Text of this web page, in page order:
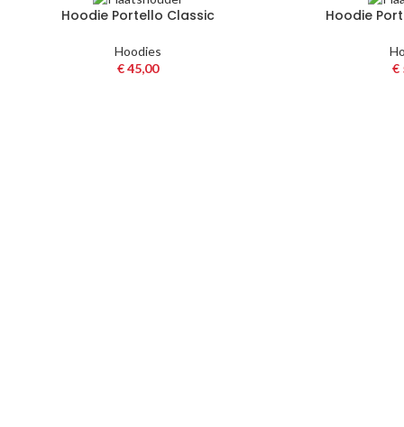
Hoodie Portello Classic
Hoodies
€45,00
Hoodie
€